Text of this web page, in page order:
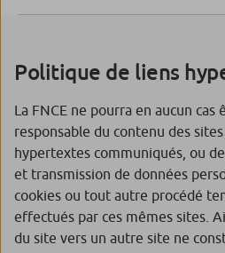
pourrait en être faite par des
Politique de liens
La FNCE ne pourra en aucun
responsable du contenu des
hypertextes communiqués, ou
et transmission de données
cookies ou tout autre procédé
effectués par ces mêmes sites.
du site vers un autre site ne